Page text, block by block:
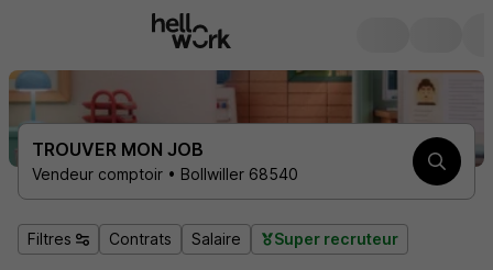
TROUVER MON JOB
Vendeur comptoir • Bollwiller 68540
Filtres Contrats Salaire Super recruteur